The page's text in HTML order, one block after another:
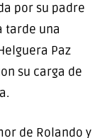
por su padre
tarde una
Paz
su carga de
de Rolando y